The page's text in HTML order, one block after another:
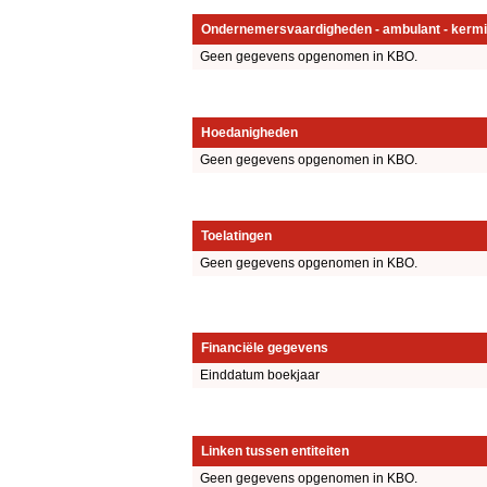
Ondernemersvaardigheden - ambulant -
Geen gegevens opgenomen in KBO.
Hoedanigheden
Geen gegevens opgenomen in KBO.
Toelatingen
Geen gegevens opgenomen in KBO.
Financiële gegevens
Einddatum boekjaar
Linken tussen entiteiten
Geen gegevens opgenomen in KBO.